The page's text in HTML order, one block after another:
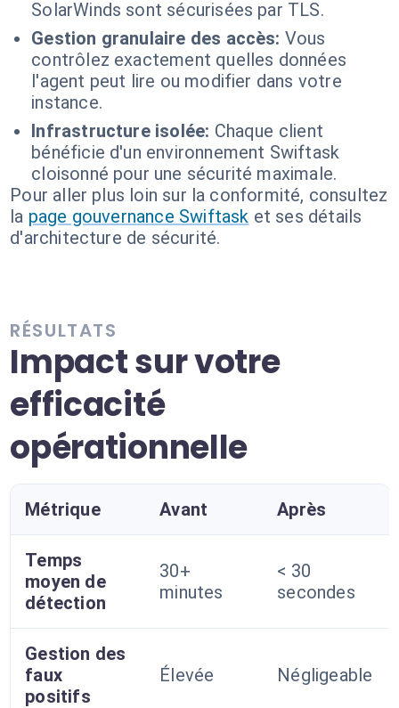
SolarWinds sont sécurisées par TLS.
Gestion granulaire des accès: Vous
contrôlez exactement quelles données
l'agent peut lire ou modifier dans votre
instance.
Infrastructure isolée: Chaque client
bénéficie d'un environnement Swiftask
cloisonné pour une sécurité maximale.
Pour aller plus loin sur la conformité, consultez
la page gouvernance Swiftask et ses détails
d'architecture de sécurité.
RÉSULTATS
Impact sur votre
efficacité
opérationnelle
Métrique Avant Après
Temps
moyen de
détection
30+
minutes
< 30
secondes
Gestion des
faux
positifs
Élevée Négligeable